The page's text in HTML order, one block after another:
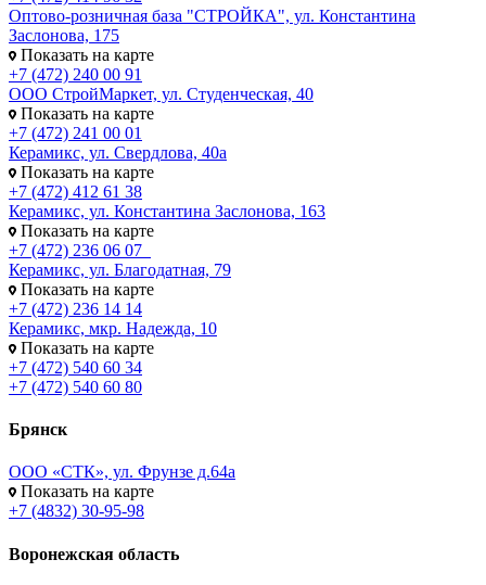
Оптово-розничная база "СТРОЙКА", ул. Константина
Заслонова, 175
Показать на карте
+7 (472) 240 00 91
ООО СтройМаркет, ул. Студенческая, 40
Показать на карте
+7 (472) 241 00 01
Керамикс, ул. Свердлова, 40а
Показать на карте
+7 (472) 412 61 38
Керамикс, ул. Константина Заслонова, 163
Показать на карте
+7 (472) 236 06 07
Керамикс, ул. Благодатная, 79
Показать на карте
+7 (472) 236 14 14
Керамикс, мкр. Надежда, 10
Показать на карте
+7 (472) 540 60 34
+7 (472) 540 60 80
Брянск
ООО «СТК», ул. Фрунзе д.64а
Показать на карте
+7 (4832) 30-95-98
Воронежская область